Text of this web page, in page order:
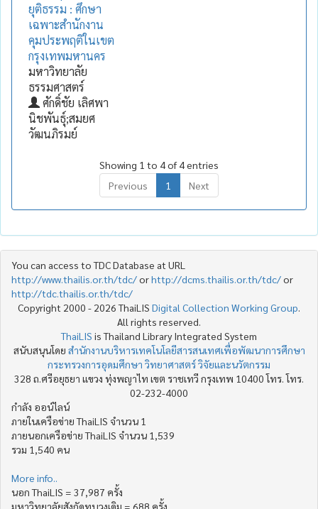
ยุติธรรม : ศึกษา
เฉพาะสำนักงาน
คุมประพฤติในเขต
กรุงเทพมหานคร
มหาวิทยาลัย
ธรรมศาสตร์
ศักดิ์ชัย เลิศพา
นิชพันธุ์;สมยศ
วัฒนภิรมย์
Showing 1 to 4 of 4 entries
Previous
1 Next
You can access to TDC Database at URL
http://www.thailis.or.th/tdc/orhttp://dcms.thailis.or.th/tdc/or
http://tdc.thailis.or.th/tdc/
Copyright 2000 - 2026 ThaiLIS Digital Collection Working Group
All rights reserved.
ThaiLIS is Thailand Library Integrated System
สนับสนุนโดย สำนักงานบริหารเทคโนโลยีสารสนเทศเพื่อพัฒนาการศึกษา
กระทรวงการอุดมศึกษา วิทยาศาสตร์ วิจัยและนวัตกรรม
328 ถ.ศรีอยุธยา แขวง ทุ่งพญาไท เขต ราชเทวี กรุงเทพ 10400 โทร. โทร.
02-232-4000
กำลัง ออน์ไลน์
ภายในเครือข่าย ThaiLIS จำนวน 1
ภายนอกเครือข่าย ThaiLIS จำนวน 1,539
รวม 1,540 คน
More info..
นอก ThaiLIS = 37,987 ครั้ง
มหาวิทยาลัยสังกัดทบวงเดิม = 688 ครั้ง